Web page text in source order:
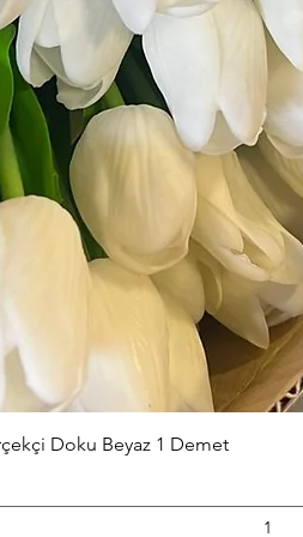
Doku Beyaz 1 Demet